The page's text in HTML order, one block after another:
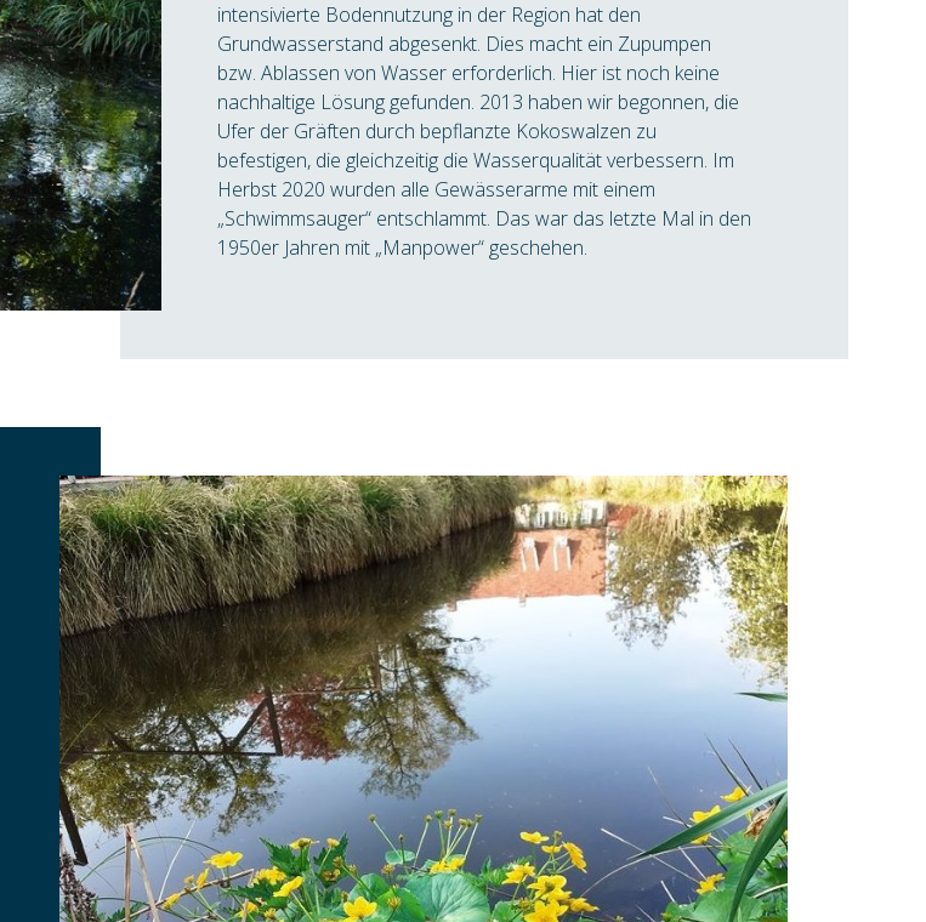
intensivierte Bodennutzung in der Region hat den
Grundwasserstand abgesenkt. Dies macht ein Zupumpen
bzw. Ablassen von Wasser erforderlich. Hier ist noch keine
nachhaltige Lösung gefunden. 2013 haben wir begonnen, die
Ufer der Gräften durch bepflanzte Kokoswalzen zu
befestigen, die gleichzeitig die Wasserqualität verbessern. Im
Herbst 2020 wurden alle Gewässerarme mit einem
„Schwimmsauger“ entschlammt. Das war das letzte Mal in den
1950er Jahren mit „Manpower“ geschehen.